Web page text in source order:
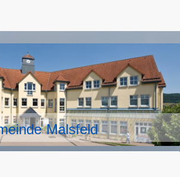
Malsfeld